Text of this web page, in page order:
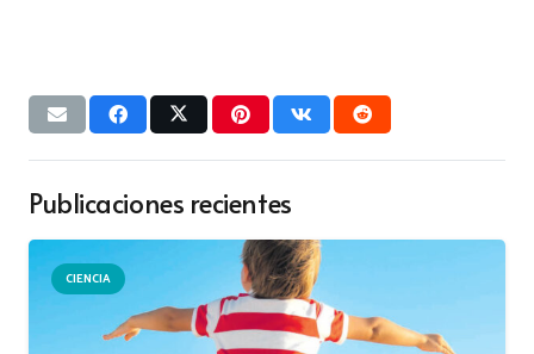
Publicaciones recientes
CIENCIA